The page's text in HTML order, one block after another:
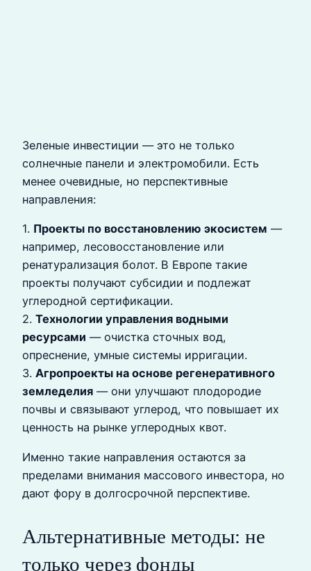
Зеленые инвестиции — это не только
солнечные панели и электромобили. Есть
менее очевидные, но перспективные
направления:
1. Проекты по восстановлению экосистем —
например, лесовосстановление или
ренатурализация болот. В Европе такие
проекты получают субсидии и подлежат
углеродной сертификации.
2. Технологии управления водными
ресурсами — очистка сточных вод,
опреснение, умные системы ирригации.
3. Агропроекты на основе регенеративного
земледелия — они улучшают плодородие
почвы и связывают углерод, что повышает их
ценность на рынке углеродных квот.
Именно такие направления остаются за
пределами внимания массового инвестора, но
дают фору в долгосрочной перспективе.
Альтернативные методы: не
только через фонды